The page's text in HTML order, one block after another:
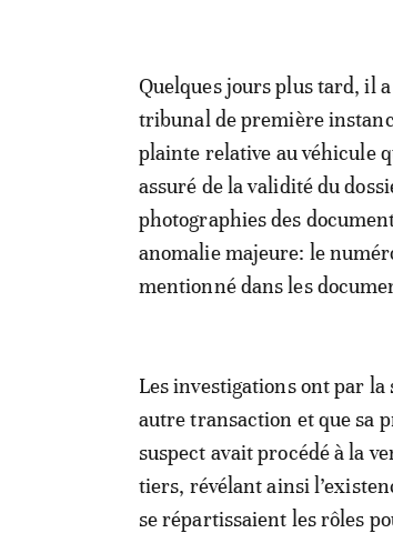
Quelques jours plus tard, il
tribunal de première
plainte relative au véhicule
assuré de la validité du
photographies des
anomalie majeure: le
mentionné dans les
Les investigations ont par la
autre transaction et que sa
suspect avait procédé à la
tiers, révélant ainsi
se répartissaient les rôles